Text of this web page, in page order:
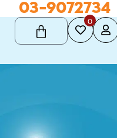
03-9072734
0